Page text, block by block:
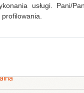
usługi. Pani/